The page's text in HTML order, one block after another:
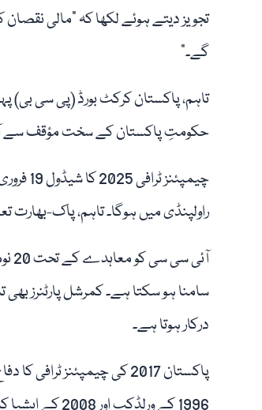
تجویز دیتے ہوئے لکھا کہ "مالی نقصان
گے۔”
تاہم، پاکستان کرکٹ بورڈ (پی سی
حکومتِ پاکستان کے سخت مؤقف سے
راولپنڈی میں ہوگا۔ تاہم، پاک-
سامنا ہو سکتا ہے۔ کمرشل پارٹنرز
درکار ہوتا ہے۔
پاکستان 2017 کی چیمپئنز